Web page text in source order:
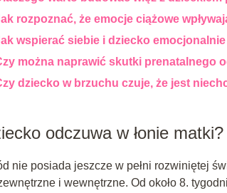
rozpoznać, że emocje ciążowe
wspierać siebie i dziecko
można naprawić skutki prenatalnego
dziecko w brzuchu czuje, że jest
odczuwa w łonie matki?
nie posiada jeszcze w pełni rozwiniętej
i wewnętrzne. Od około 8.